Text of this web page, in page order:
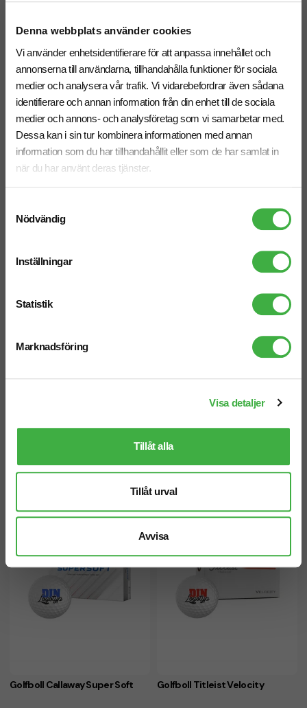
Denna webbplats använder cookies
Vi använder enhetsidentifierare för att anpassa innehållet och
annonserna till användarna, tillhandahålla funktioner för sociala
medier och analysera vår trafik. Vi vidarebefordrar även sådana
identifierare och annan information från din enhet till de sociala
medier och annons- och analysföretag som vi samarbetar med.
Dessa kan i sin tur kombinera informationen med annan
information som du har tillhandahållit eller som de har samlat in
när du har använt deras tjänster.
Nödvändig
Inställningar
Statistik
Marknadsföring
Visa detaljer
Tillåt alla
Tillåt urval
Avvisa
Peg Long Life 38mm
Golfboll Callaway Super Soft Golfboll Titleist Velocity